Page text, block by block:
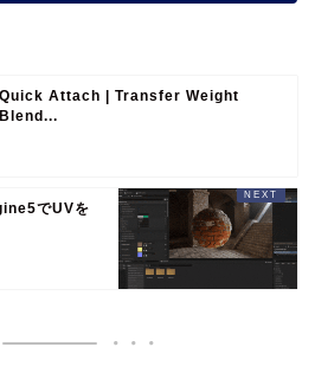
Quick Attach | Transfer Weight
Blend...
でUVを